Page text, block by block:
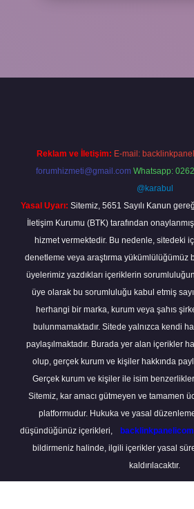
Reklam ve İletişim: E-mail:
forumhizmeti@gmail.com Whatsapp:
@karabul
Yasal Uyarı: Sitemiz, 5651 Sayılı Kanun
İletişim Kurumu (BTK) tarafından
hizmet vermektedir. Bu nedenle, sitedeki
denetleme veya araştırma yükümlülüğümüz
üyelerimiz yazdıkları içeriklerin
üye olarak bu sorumluluğu kabul etmiş
herhangi bir marka, kurum veya şahıs
bulunmamaktadır. Sitede yalnızca kendi
paylaşılmaktadır. Burada yer alan içerikler
olup, gerçek kurum ve kişiler hakkında
Gerçek kurum ve kişiler ile isim
Sitemiz, kar amacı gütmeyen ve tamamen
platformudur. Hukuka ve yasal
düşündüğünüz içerikleri,
bildirmeniz halinde, ilgili içerikler yasal
kaldırılacaktır.